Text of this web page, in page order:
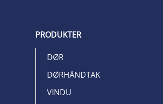
PRODUKTER
DØR
DØRHÅNDTAK
VINDU